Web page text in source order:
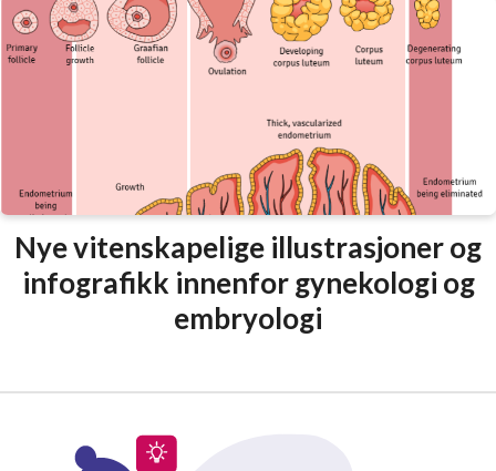
Nye vitenskapelige illustrasjoner og
infografikk innenfor gynekologi og
embryologi